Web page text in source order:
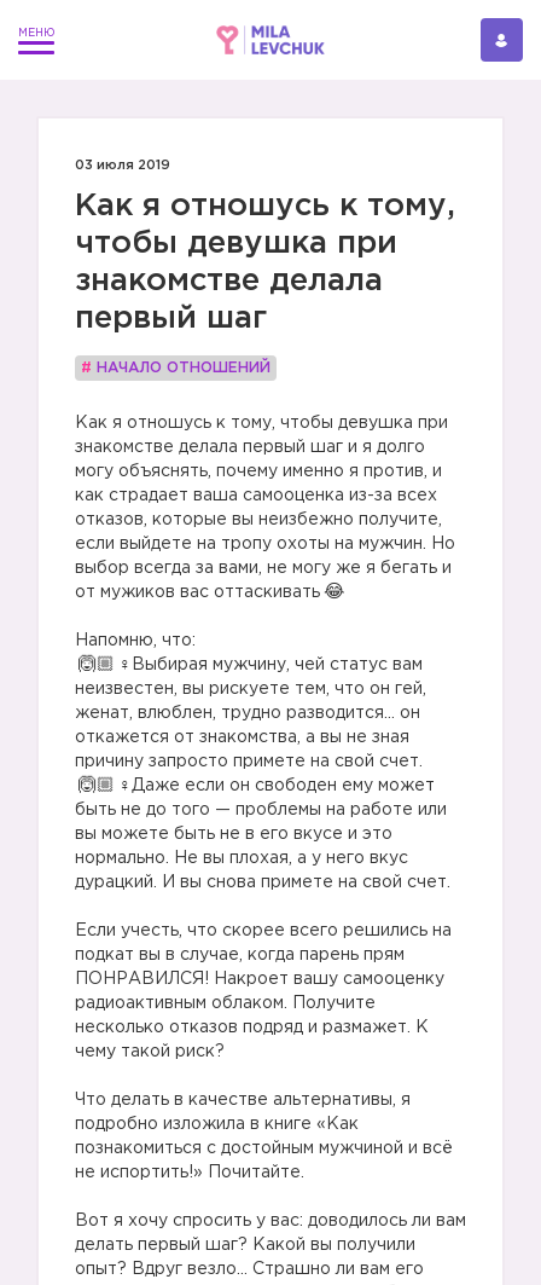
03 июля 2019
Как я отношусь к тому,
чтобы девушка при
знакомстве делала
первый шаг
# НАЧАЛО ОТНОШЕНИЙ
Как я отношусь к тому, чтобы девушка при
знакомстве делала первый шаг и я долго
могу объяснять, почему именно я против, и
как страдает ваша самооценка из-за всех
отказов, которые вы неизбежно получите,
если выйдете на тропу охоты на мужчин. Но
выбор всегда за вами, не могу же я бегать и
от мужиков вас оттаскивать
Напомню, что:
‍♀️Выбирая мужчину, чей статус вам
неизвестен, вы рискуете тем, что он гей,
женат, влюблен, трудно разводится… он
откажется от знакомства, а вы не зная
причину запросто примете на свой счет.
‍♀️Даже если он свободен ему может
быть не до того — проблемы на работе или
вы можете быть не в его вкусе и это
нормально. Не вы плохая, а у него вкус
дурацкий. И вы снова примете на свой счет.
Если учесть, что скорее всего решились на
подкат вы в случае, когда парень прям
ПОНРАВИЛСЯ! Накроет вашу самооценку
радиоактивным облаком. Получите
несколько отказов подряд и размажет. К
чему такой риск?
Что делать в качестве альтернативы, я
подробно изложила в книге «Как
познакомиться с достойным мужчиной и всё
не испортить!» Почитайте.
Вот я хочу спросить у вас: доводилось ли вам
делать первый шаг? Какой вы получили
опыт? Вдруг везло… Страшно ли вам его